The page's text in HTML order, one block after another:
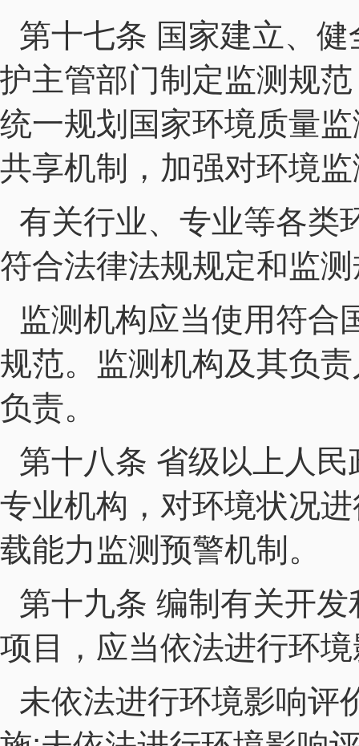
第十七条 国家建立、
护主管部门制定监测规
统一规划国家环境质量
共享机制，加强对环境
有关行业、专业等各类
符合法律法规规定和监
监测机构应当使用符合
规范。监测机构及其负
负责。
第十八条 省级以上人
专业机构，对环境状况
载能力监测预警机制。
第十九条 编制有关开
项目，应当依法进行环
未依法进行环境影响评